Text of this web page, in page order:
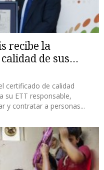
recibe la
de sus...
certificado de calidad
su ETT responsable,
y contratar a personas...